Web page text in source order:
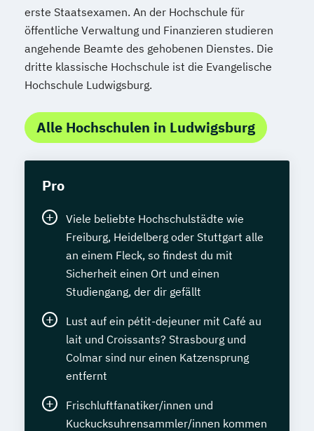
erste Staatsexamen. An der Hochschule für
öffentliche Verwaltung und Finanzieren studieren
angehende Beamte des gehobenen Dienstes. Die
dritte klassische Hochschule ist die Evangelische
Hochschule Ludwigsburg.
Alle Hochschulen in Ludwigsburg
Pro
Viele beliebte Hochschulstädte wie
Freiburg, Heidelberg oder Stuttgart alle
an einem Fleck, so findest du mit
Sicherheit einen Ort und einen
Studiengang, der dir gefällt
Lust auf ein pétit-dejeuner mit Café au
lait und Croissants? Strasbourg und
Colmar sind nur einen Katzensprung
entfernt
Frischluftfanatiker/innen und
Kuckucksuhrensammler/innen kommen